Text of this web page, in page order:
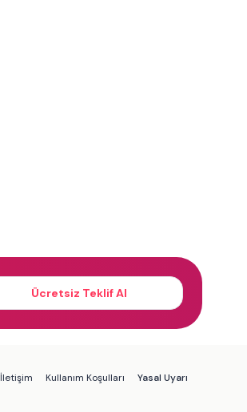
Ücretsiz Teklif Al
İletişim Kullanım Koşulları Yasal Uyarı